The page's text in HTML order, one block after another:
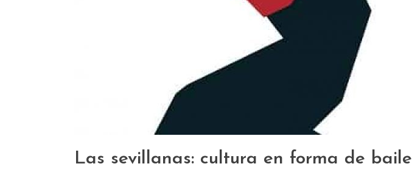
Las sevillanas: cultura en forma de baile